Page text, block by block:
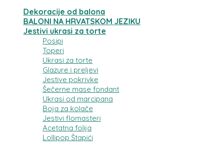
Dekoracije od balona
BALONI NA HRVATSKOM JEZIKU
Jestivi ukrasi za torte
Posipi
Toperi
Ukrasi za torte
Glazure i preljevi
Jestive pokrivke
Šečerne mase fondant
Ukrasi od marcipana
Boja za kolače
Jestivi flomasteri
Acetatna folija
Lollipop Štapići